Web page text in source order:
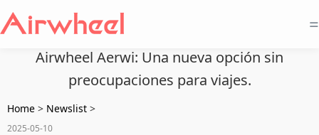
=
Airwheel Aerwi: Una nueva opción sin
preocupaciones para viajes.
Home > Newslist >
2025-05-10